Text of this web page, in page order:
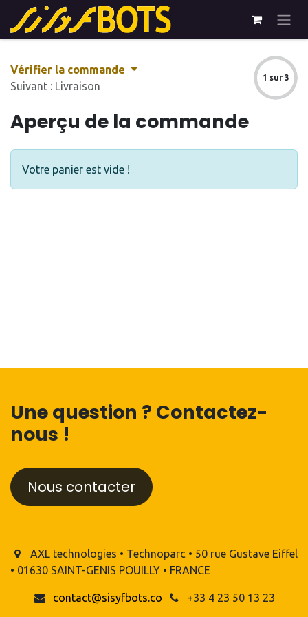
Se rendre au contenu
Vérifier la commande
Suivant : Livraison
1 sur 3
Aperçu de la commande
Votre panier est vide !
Une question ? Contactez-
nous !
Nous contacter
AXL technologies • Technoparc • 50 rue Gustave Eiffel
• 01630 SAINT-GENIS POUILLY • FRANCE
contact@sisyfbots.co +33 4 23 50 13 23